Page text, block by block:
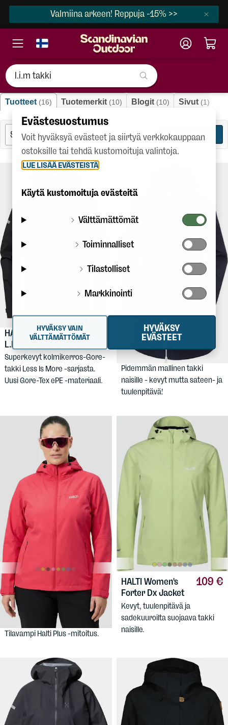
Valmiina arkeen! Reppuja -15% >>
"l.i.m takki"
Tuotteet (16) Tuotemerkit (10) Blogit (10) Sivut (1)
SUODATA
469 €
HAGLÖFSMen's
L.I.M Airak GTX Jacket
Superkevyt kolmikerros-Gore-
takki Less Is More -sarjasta.
Uusi Gore-Tex ePE -materiaali.
HELLY
Belfast Jacket
Pidemmän mallinen takki
naisille - kevyt mutta sateen- ja
tuulenpitävä!
109 €
HALTIWomen's
Forter + Dx Jacket
Kevyt, tuulenpitävä ja
sadekuuroilta suojaava takki.
Tilavampi Halti Plus -mitoitus.
109 €
HALTIWomen's
Forter Dx Jacket
Kevyt, tuulenpitävä ja
sadekuuroilta suojaava takki
naisille.
Evästesuostumus
Voit hyväksyä evästeet ja siirtyä verkkokauppaan
ostoksille tai tehdä kustomoituja valintoja.
LUE LISÄÄ EVÄSTEISTÄ
Käytä kustomoituja evästeitä
Välttämättömät
Toiminnalliset
Tilastolliset
Markkinointi
HYVÄKSY
EVÄSTEET
HYVÄKSY VAIN
VÄLTTÄMÄTTÖMÄT